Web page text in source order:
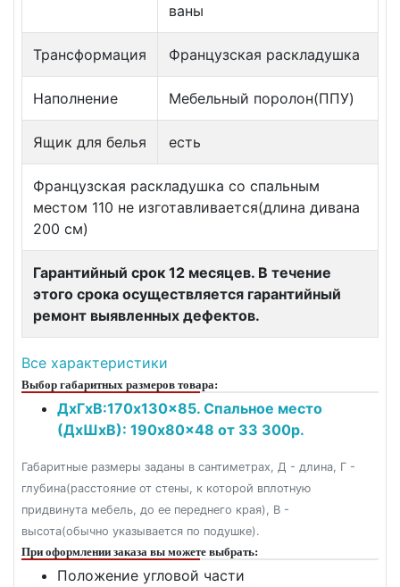
ваны
Трансформация Французская раскладушка
Наполнение Мебельный поролон(ППУ)
Ящик для белья есть
Французская раскладушка со спальным
местом 110 не изготавливается(длина дивана
200 см)
Гарантийный срок 12 месяцев. В течение
этого срока осуществляется гарантийный
ремонт выявленных дефектов.
Все характеристики
Выбор габаритных размеров товара:
ДxГxВ:170x130x85. Спальное место
(ДxШxВ): 190x80x48 от 33 300р.
Габаритные размеры заданы в сантиметрах, Д - длина, Г -
глубина(расстояние от стены, к которой вплотную
придвинута мебель, до ее переднего края), В -
высота(обычно указывается по подушке).
При оформлении заказа вы можете выбрать:
Положение угловой части